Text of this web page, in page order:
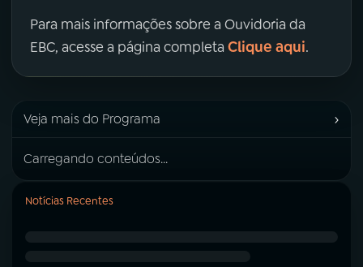
Para mais informações sobre a Ouvidoria da
EBC, acesse a página completa Clique aqui.
Veja mais do Programa ›
Carregando conteúdos...
Notícias Recentes